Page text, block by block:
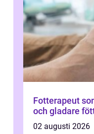
Fotterapeut
och gladare
02 augusti 2026